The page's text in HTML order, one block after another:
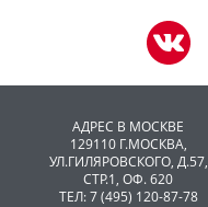
АДРЕС В МОСКВЕ
129110 Г.МОСКВА,
УЛ.ГИЛЯРОВСКОГО, Д.57,
СТР.1, ОФ. 620
ТЕЛ: 7 (495) 120-87-78